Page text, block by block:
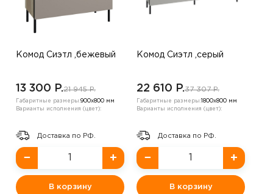
Комод Сиэтл ,бежевый
13 300 P.21 945 P.
Габаритные размеры:900х800 мм
Варианты исполнения (цвет):
Доставка по РФ.
− +
В корзину
Комод Сиэтл ,серый
22 610 P.37 307 P.
Габаритные размеры: 1800х800 мм
Варианты исполнения (цвет):
Доставка по РФ.
− +
В корзину